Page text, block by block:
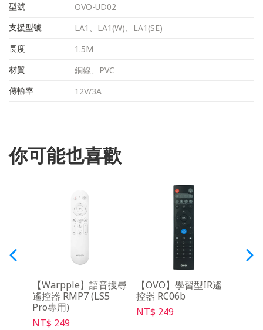
型號
OVO-UD02
支援型號
LA1、LA1(W)、LA1(SE)
長度
1.5M
材質
銅線、PVC
傳輸率
12V/3A
你可能也喜歡
【Warpple】語音搜尋
遙控器 RMP7 (LS5
Pro專用)
NT$ 249
【OVO】學習型IR遙
控器 RC06b
NT$ 249